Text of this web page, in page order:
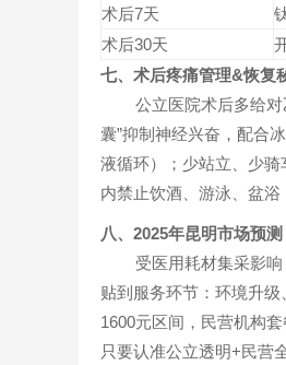
术后7天
术后30天
七、术后疼痛管理&恢复
公立医院术后多给
囊”抑制神经兴奋，配合
液循环）；少站立、少
内禁止饮酒、游泳、盆浴
八、2025年昆明市场预
受医用耗材集采影
贴到服务环节：环境升
1600元区间，民营机构套
只要认准公立透明+民营